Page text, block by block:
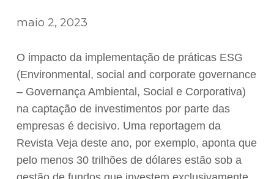
maio 2, 2023
O impacto da implementação de práticas ESG
(Environmental, social and corporate governance
– Governança Ambiental, Social e Corporativa)
na captação de investimentos por parte das
empresas é decisivo. Uma reportagem da
Revista Veja deste ano, por exemplo, aponta que
pelo menos 30 trilhões de dólares estão sob a